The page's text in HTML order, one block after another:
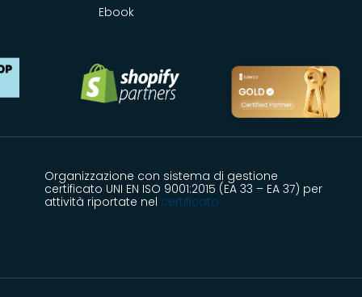
Ebook
Organizzazione con sistema di gestione
certificato UNI EN ISO 9001:2015 (EA 33 – EA 37) per
attività riportate nel certificato